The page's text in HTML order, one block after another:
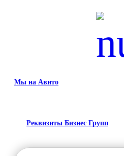
Мы на Авито
Реквизиты Бизнес Групп